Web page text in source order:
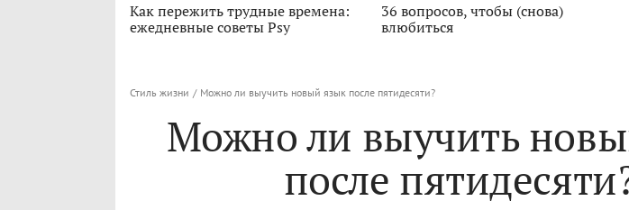
Как пережить трудные времена:
ежедневные советы Psy
36 вопросов, чтобы (снова)
влюбиться
Стиль жизни / Можно ли выучить новый язык после пятидесяти?
Можно ли выучить
после